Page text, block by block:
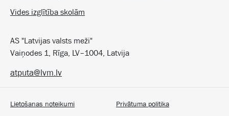
Vides izglītība skolām
AS "Latvijas valsts meži"
Vaiņodes 1, Rīga, LV–1004, Latvija
Lietošanas noteikumi
Privātuma politika
atputa@lvm.lv